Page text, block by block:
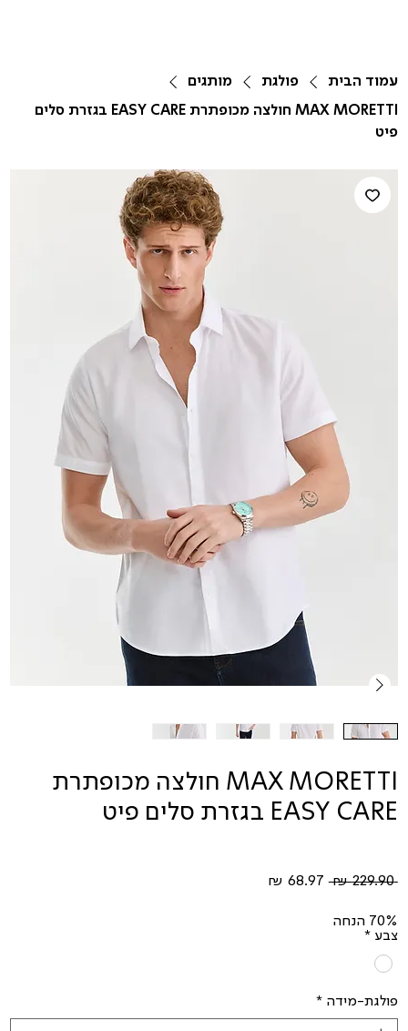
עמוד הבית פולגת
מותגים
MAX MORETTI חולצה מכופתרת EASY CARE בגזרת סלים
פיט
MAX MORETTI חולצה מכופתרת
EASY CARE בגזרת סלים פיט
‏229.90 ‏₪
מחיר
70% הנחה
צבע *
פולגת-מידה *